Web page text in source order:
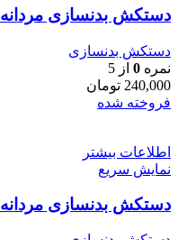
دستکش بدنسازی مردانه Reebok
دستکش بدنسازی
نمره 0 از 5
240,000 تومان
فروخته شده
اطلاعات بیشتر
نمایش سریع
دستکش بدنسازی مردانه maraton کف چرمی